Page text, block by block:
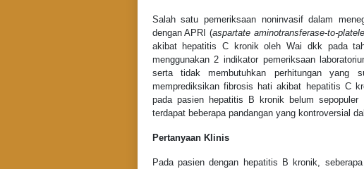
Salah satu pemeriksaan noninvasif dalam
dengan APRI (aspartate aminotransferase-to-
akibat hepatitis C kronik oleh Wai dkk pada
menggunakan 2 indikator pemeriksaan
serta tidak membutuhkan perhitungan yang
memprediksikan fibrosis hati akibat hepatitis C
pada pasien hepatitis B kronik belum
terdapat beberapa pandangan yang kontroversial
Pertanyaan Klinis
Pada pasien dengan hepatitis B kronik,